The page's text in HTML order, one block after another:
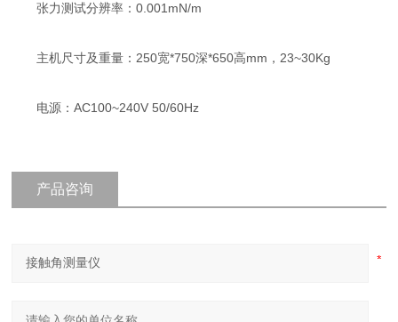
张力测试分辨率：0.001mN/m
主机尺寸及重量：250宽*750深*650高mm，23~30Kg
电源：AC100~240V 50/60Hz
产品咨询